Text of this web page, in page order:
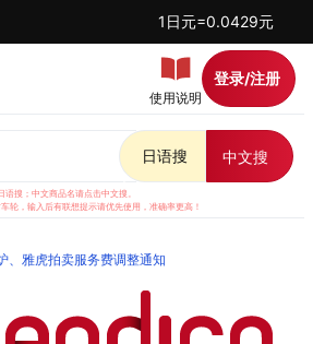
1日元=0.0429元
使用说明
登录/注册
日语搜 中文搜
搜；中文商品名请点击中文搜。
轮，输入后有联想提示请优先使用，准确率更高！
、雅虎拍卖服务费调整通知